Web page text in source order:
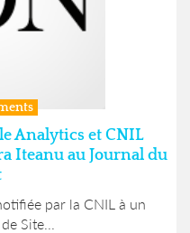
Analytics et CNIL
Iteanu au Journal du
par la CNIL à un
Site...